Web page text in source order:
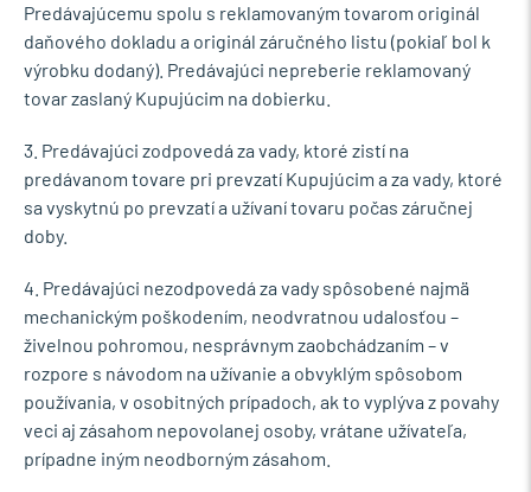
Predávajúcemu spolu s reklamovaným tovarom originál
daňového dokladu a originál záručného listu (pokiaľ bol k
výrobku dodaný). Predávajúci nepreberie reklamovaný
tovar zaslaný Kupujúcim na dobierku.
3. Predávajúci zodpovedá za vady, ktoré zistí na
predávanom tovare pri prevzatí Kupujúcim a za vady, ktoré
sa vyskytnú po prevzatí a užívaní tovaru počas záručnej
doby.
4. Predávajúci nezodpovedá za vady spôsobené najmä
mechanickým poškodením, neodvratnou udalosťou –
živelnou pohromou, nesprávnym zaobchádzaním – v
rozpore s návodom na užívanie a obvyklým spôsobom
používania, v osobitných prípadoch, ak to vyplýva z povahy
veci aj zásahom nepovolanej osoby, vrátane užívateľa,
prípadne iným neodborným zásahom.